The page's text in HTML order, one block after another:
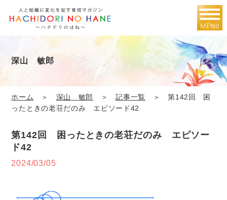
深山 敏郎
ホーム ＞ 深山 敏郎 ＞記事一覧 ＞ 第142回 困
ったときの老荘だのみ エピソード42
第142回 困ったときの老荘だのみ エピソー
ド42
2024/03/05